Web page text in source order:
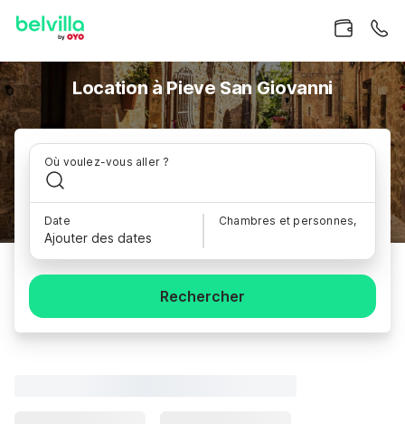
Location à Pieve San Giovanni
Où voulez-vous aller ?
Date
Ajouter des dates
Chambres et personnes,
Rechercher